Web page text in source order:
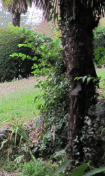
del Marinali,
qui, un
un tempo
lignee su cui
verso una